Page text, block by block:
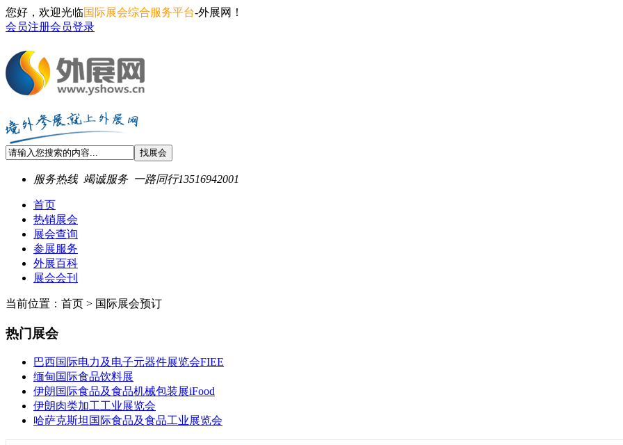
您好，欢迎光临国际展会综合服务平台-外展网！
会员注册会员登录
服务热线竭诚服务 一路同行13516942001
首页
热销展会
展会查询
参展服务
外展百科
展会会刊
当前位置：首页 > 国际展会预订
热门展会
巴西国际电力及电子元器件展览会FIEE
缅甸国际食品饮料展
伊朗国际食品及食品机械包装展iFood
伊朗肉类加工工业展览会
哈萨克斯坦国际食品及食品工业展览会